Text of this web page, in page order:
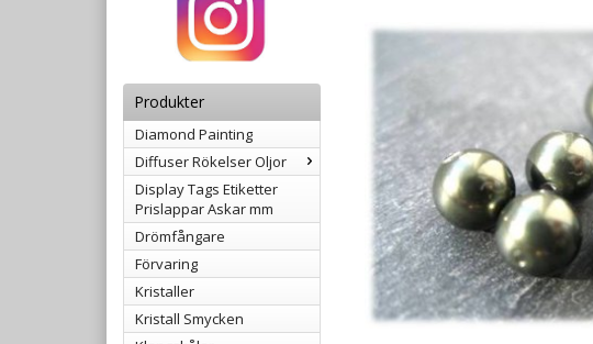
Produkter
Diamond Painting
Diffuser Rökelser Oljor
Display Tags Etiketter
Prislappar Askar mm
Drömfångare
Förvaring
Kristaller
Kristall Smycken